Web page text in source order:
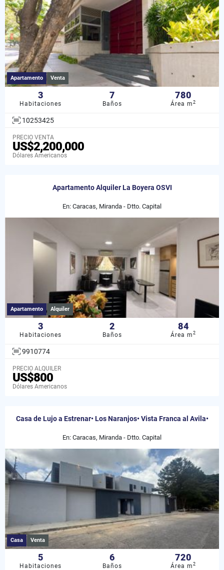
Apartamento Venta
3
Habitaciones
7
Baños
780
Área m2
10253425
PRECIO VENTA
US$2,200,000
Dólares Americanos
Apartamento Alquiler La Boyera OSVI
En: Caracas, Miranda - Dtto. Capital
Apartamento Alquiler
3
Habitaciones
2
Baños
84
Área m2
9910774
PRECIO ALQUILER
US$800
Dólares Americanos
Casa de Lujo a Estrenar• Los Naranjos• Vista Franca al Avila•
En: Caracas, Miranda - Dtto. Capital
Casa Venta
5
Habitaciones
6
Baños
720
Área m2